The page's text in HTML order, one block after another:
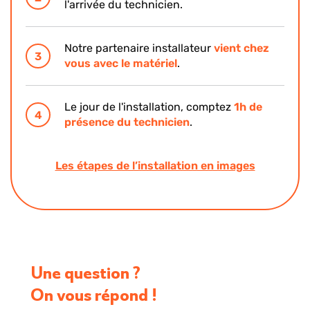
connectée pour ajuster la température de la
pièce, même à distance.
EN OPTION
l'arrivée du technicien.
3
Notre partenaire installateur vient chez
vous avec le matériel.
4
Le jour de l'installation, comptez 1h de
présence du technicien.
Les étapes de l’installation en images
Une question ?
On vous répond !